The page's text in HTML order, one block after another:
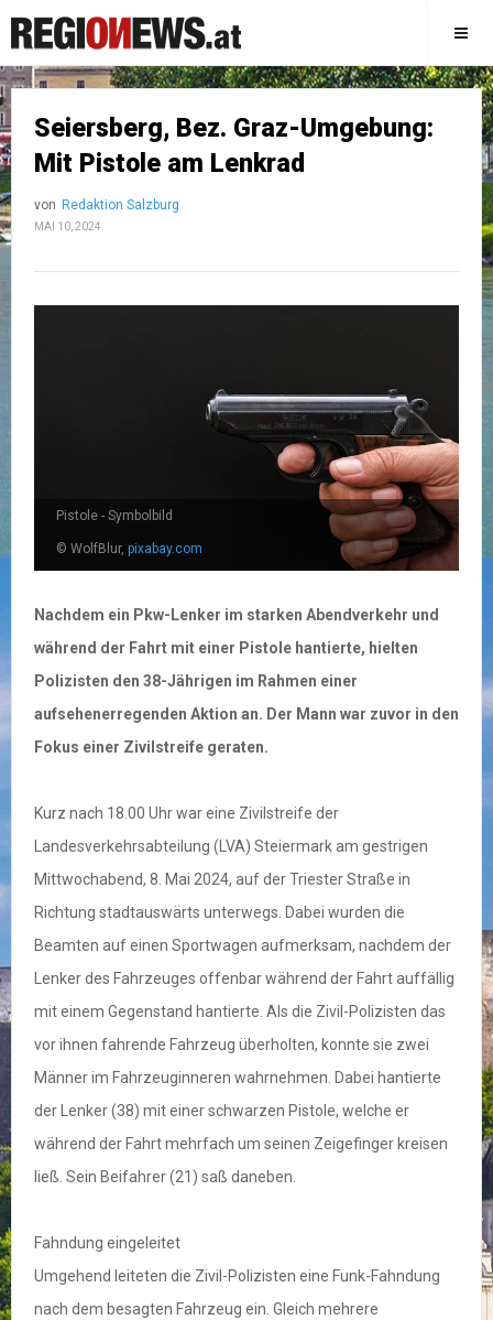
Seiersberg, Bez. Graz-Umgebung:
Mit Pistole am Lenkrad
von Redaktion Salzburg
MAI 10, 2024
Pistole - Symbolbild
© WolfBlur, pixabay.com
Nachdem ein Pkw-Lenker im starken Abendverkehr und
während der Fahrt mit einer Pistole hantierte, hielten
Polizisten den 38-Jährigen im Rahmen einer
aufsehenerregenden Aktion an. Der Mann war zuvor in den
Fokus einer Zivilstreife geraten.
Kurz nach 18.00 Uhr war eine Zivilstreife der
Landesverkehrsabteilung (LVA) Steiermark am gestrigen
Mittwochabend, 8. Mai 2024, auf der Triester Straße in
Richtung stadtauswärts unterwegs. Dabei wurden die
Beamten auf einen Sportwagen aufmerksam, nachdem der
Lenker des Fahrzeuges offenbar während der Fahrt auffällig
mit einem Gegenstand hantierte. Als die Zivil-Polizisten das
vor ihnen fahrende Fahrzeug überholten, konnte sie zwei
Männer im Fahrzeuginneren wahrnehmen. Dabei hantierte
der Lenker (38) mit einer schwarzen Pistole, welche er
während der Fahrt mehrfach um seinen Zeigefinger kreisen
ließ. Sein Beifahrer (21) saß daneben.
Fahndung eingeleitet
Umgehend leiteten die Zivil-Polizisten eine Funk-Fahndung
nach dem besagten Fahrzeug ein. Gleich mehrere